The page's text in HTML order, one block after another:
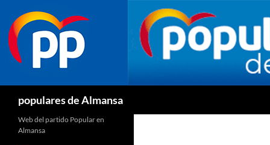
populares de Almansa
Web del partido Popular en
Almansa